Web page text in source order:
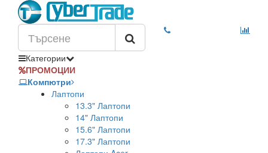
Категории
ПРОМОЦИИ
Компютри
Лаптопи
13.3" Лаптопи
14" Лаптопи
15.6" Лаптопи
17.3" Лаптопи